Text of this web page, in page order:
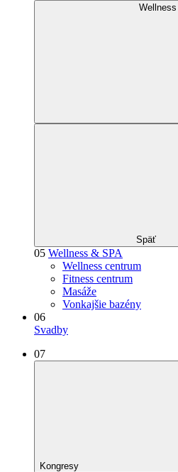
Späť
05 Wellness & SPA
Wellness centrum
Fitness centrum
Masáže
Vonkajšie bazény
06
Svadby
07
Kongresy